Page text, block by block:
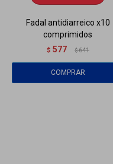
Fadal antidiarreico x10
comprimidos
$ 577 $ 641